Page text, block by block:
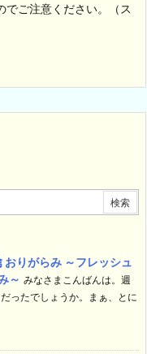
でご注意ください。（ス
りがらみ ～フレッシュ
～ みなさまこんばんは。週
ったでしょうか。まぁ、とに